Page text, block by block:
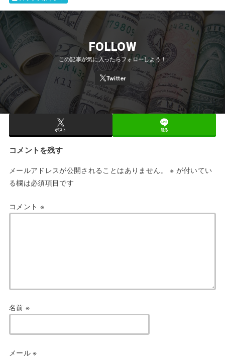
FOLLOW
ポスト 送る
コメントを残す
メールアドレスが公開されることはありません。 ※ が付いてい
る欄は必須項目です
コメント ※
名前 ※
メール※